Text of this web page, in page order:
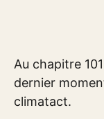
Au chapitre
dernier
climatact.